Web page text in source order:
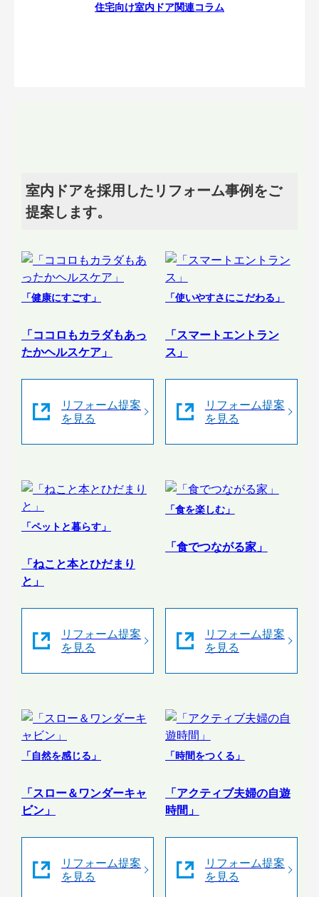
住宅向け室内ドア関連コラム
室内ドアを採用したリフォーム事例をご
提案します。
「健康にすごす」
「ココロもカラダもあっ
たかヘルスケア」
リフォーム提案
を見る
「使いやすさにこだわる」
「スマートエントラン
ス」
リフォーム提案
を見る
「ペットと暮らす」
「ねこと本とひだまり
と」
リフォーム提案
を見る
「食を楽しむ」
「食でつながる家」
リフォーム提案
を見る
「自然を感じる」
「スロー＆ワンダーキャ
ビン」
リフォーム提案
を見る
「時間をつくる」
「アクティブ夫婦の自遊
時間」
リフォーム提案
を見る